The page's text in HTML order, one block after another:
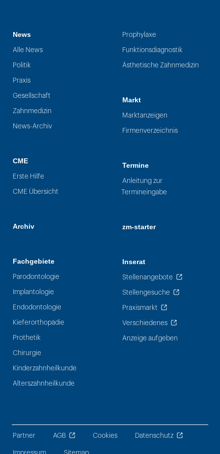
News
Alle News
Politik
Praxis
Gesellschaft
Zahnmedizin
News-Archiv
CME
Erste Hilfe
CME Übersicht
Archiv
Fachgebiete
Parodontologie
Implantologie
Endodontologie
Kieferorthopädie
Prothetik
Chirurgie
Kinderzahnheilkunde
Alterszahnheilkunde
Prophylaxe
Funktionsdiagnostik
Ästhetische Zahnmedizin
Markt
Marktanzeigen
Firmenverzeichnis
Termine
Anleitung zur
Termineingabe
zm-starter
Inserat
Stellenangebote
Stellengesuche
Praxismarkt
Verschiedenes
Anzeige aufgeben
Partner AGB Cookies Datenschutz
Impressum Sitemap